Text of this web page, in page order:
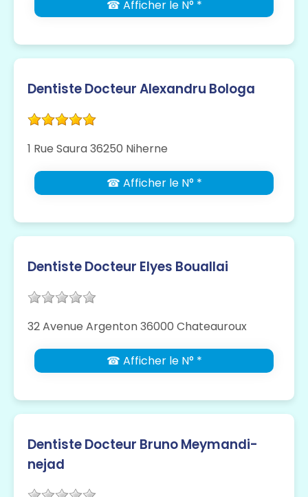
☎ Afficher le N° *
Dentiste Docteur Alexandru Bologa
1 Rue Saura 36250 Niherne
☎ Afficher le N° *
Dentiste Docteur Elyes Bouallai
32 Avenue Argenton 36000 Chateauroux
☎ Afficher le N° *
Dentiste Docteur Bruno Meymandi-
nejad